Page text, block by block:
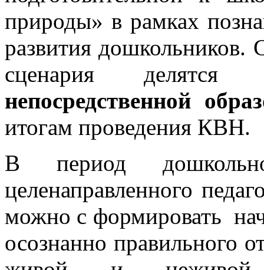
природы» в рамках
развития дошкольников.
сценария
непосредственной
итогам проведения КВН.
В период
целенаправленного
можно с формировать
осознанно правильного